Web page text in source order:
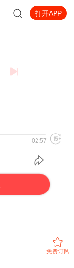
打开APP
02:57
免费订阅